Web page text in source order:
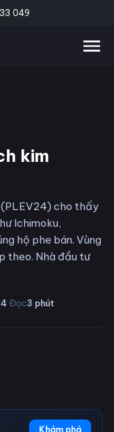
049
kim
cho thấy
Ichimoku,
hộ phe bán. Vùng
theo. Nhà đầu tư
·Đọc3 phút
Khám phá